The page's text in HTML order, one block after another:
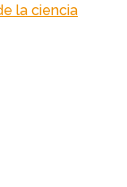
la ciencia